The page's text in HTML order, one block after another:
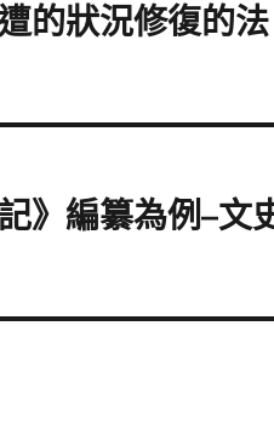
的狀況修復的法
》編纂為例–文